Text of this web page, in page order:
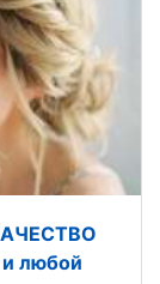
любой